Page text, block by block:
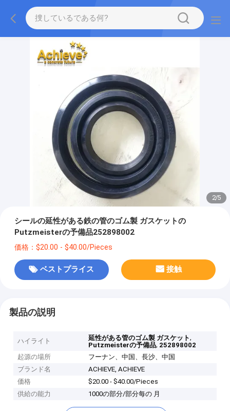
2/5
シールの延性がある鉄の管のゴム製 ガスケットの
Putzmeisterの予備品252898002
価格：$20.00 - $40.00/Pieces
ベストプライス 接触
製品の説明
ハイライト 延性がある管のゴム製 ガスケット,
Putzmeisterの予備品, 252898002
起源の場所
フーナン、中国、長沙、中国
ブランド名
ACHIEVE, ACHIEVE
価格
$20.00 - $40.00/Pieces
供給の能力
1000の部分/部分每の 月